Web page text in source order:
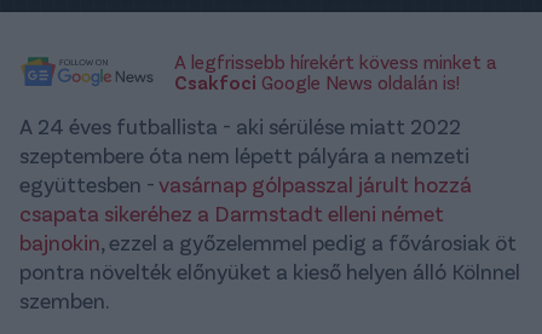
A legfrissebb hírekért kövess minket a
Csakfoci Google News oldalán is!
A 24 éves futballista - aki sérülése miatt 2022
szeptembere óta nem lépett pályára a nemzeti
együttesben -vasárnap gólpasszal járult hozzá
csapata sikeréhez a Darmstadt elleni német
bajnokin, ezzel a győzelemmel pedig a fővárosiak öt
pontra növelték előnyüket a kieső helyen álló Kölnnel
szemben.